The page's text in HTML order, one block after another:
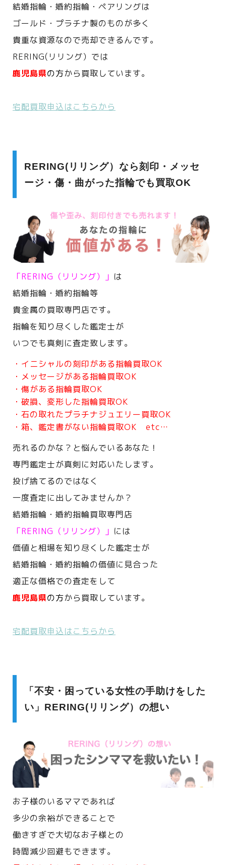
結婚指輪・婚約指輪・ペアリングは
ゴールド・プラチナ製のものが多く
貴重な資源なので売却できるんです。
RERING(リリング）では
鹿児島県の方から買取しています。
宅配買取申込はこちらから
RERING(リリング）なら刻印・メッセ
ージ・傷・曲がった指輪でも買取OK
「RERING（リリング）」 は
結婚指輪・婚約指輪等
貴金属の買取専門店です。
指輪を知り尽くした鑑定士が
いつでも真剣に査定致します。
・イニシャルの刻印がある指輪買取OK
・メッセージがある指輪買取OK
・傷がある指輪買取OK
・破損、変形した指輪買取OK
・石の取れたプラチナジュエリー買取OK
・箱、鑑定書がない指輪買取OK etc…
売れるのかな？と悩んでいるあなた！
専門鑑定士が真剣に対応いたします。
投げ捨てるのではなく
一度査定に出してみませんか？
結婚指輪・婚約指輪買取専門店
「RERING（リリング）」 には
価値と相場を知り尽くした鑑定士が
結婚指輪・婚約指輪の価値に見合った
適正な価格での査定をして
鹿児島県の方から買取しています。
宅配買取申込はこちらから
「不安・困っている女性の手助けをした
い」RERING(リリング）の想い
お子様のいるママであれば
多少の余裕ができることで
働きすぎで大切なお子様との
時間減少回避もできます。